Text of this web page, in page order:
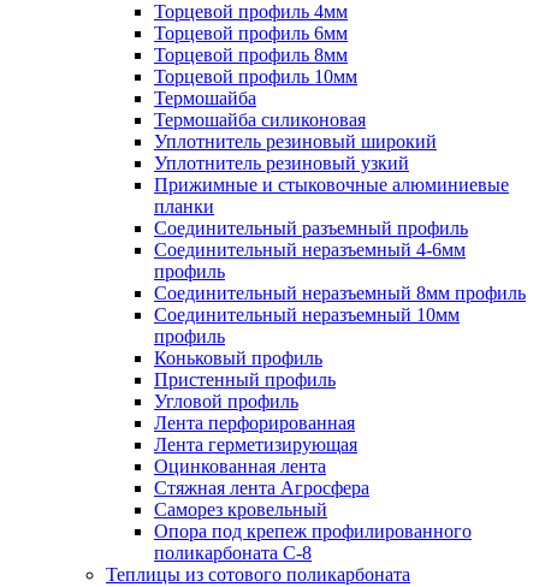
Торцевой профиль 4мм
Торцевой профиль 6мм
Торцевой профиль 8мм
Торцевой профиль 10мм
Термошайба
Термошайба силиконовая
Уплотнитель резиновый широкий
Уплотнитель резиновый узкий
Прижимные и стыковочные алюминиевые
планки
Соединительный разъемный профиль
Соединительный неразъемный 4-6мм
профиль
Соединительный неразъемный 8мм профиль
Соединительный неразъемный 10мм
профиль
Коньковый профиль
Пристенный профиль
Угловой профиль
Лента перфорированная
Лента герметизирующая
Оцинкованная лента
Стяжная лента Агросфера
Саморез кровельный
Опора под крепеж профилированного
поликарбоната С-8
Теплицы из сотового поликарбоната